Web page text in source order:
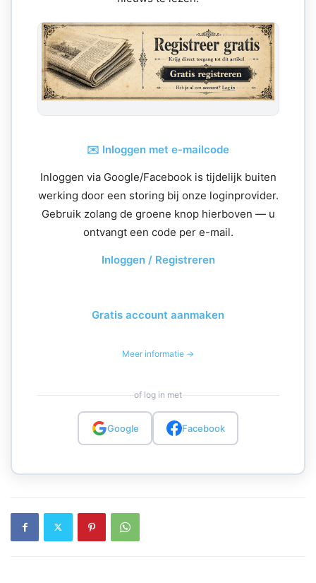
✉️ Inloggen met e-mailcode
Inloggen via Google/Facebook is tijdelijk buiten
werking door een storing bij onze loginprovider.
Gebruik zolang de groene knop hierboven — u
ontvangt een code per e-mail.
Inloggen / Registreren
Gratis account aanmaken
Meer informatie →
of log in met
Google Facebook